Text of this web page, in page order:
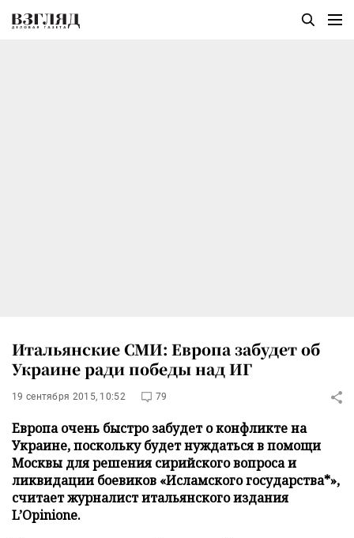
Итальянские СМИ: Европа забудет об
Украине ради победы над ИГ
19 сентября 2015, 10:52 79
Европа очень быстро забудет о конфликте на
Украине, поскольку будет нуждаться в помощи
Москвы для решения сирийского вопроса и
ликвидации боевиков «Исламского государства*»,
считает журналист итальянского издания
L’Opinione.